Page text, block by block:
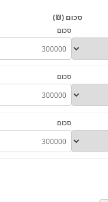
סכום (₪)
סכום
סכום
סכום